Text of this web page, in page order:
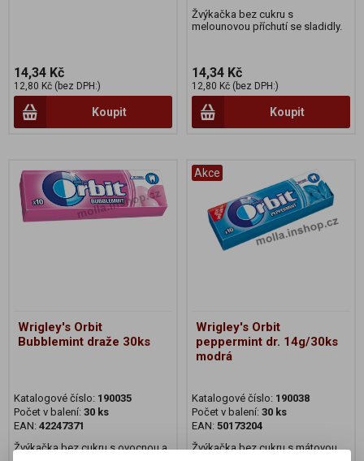
14,34 Kč
12,80 Kč (bez DPH:)
Koupit
Žvýkačka bez cukru s
melounovou příchutí se sladidly.
14,34 Kč
12,80 Kč (bez DPH:)
Koupit
Wrigley's Orbit
Bubblemint draže 30ks
Katalogové číslo: 190035
Počet v balení: 30 ks
EAN: 42247371
Žvýkačka bez cukru s ovocnou a
Akce
Wrigley's Orbit
peppermint dr. 14g/30ks
modrá
Katalogové číslo: 190038
Počet v balení: 30 ks
EAN: 50173204
Žvýkačka bez cukru s mátovou